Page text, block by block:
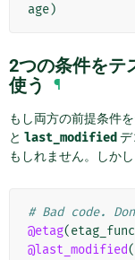
age)
2つの条件をテ
使う
¶
もし両方の前提条件
と last_modified デ
もしれません。しか
# Bad code.
@etag(etag_func
@last_modified(